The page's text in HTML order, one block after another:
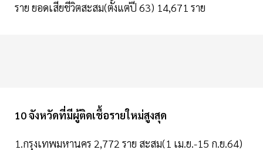
ราย ยอดเสียชีวิตสะสม(ตั้งแต่ปี 63) 14,671 ราย
10 จังหวัดที่มีผู้ติดเชื้อรายใหม่สูงสุด
1.กรุงเทพมหานคร 2,772 ราย สะสม(1 เม.ย.-15 ก.ย.64)